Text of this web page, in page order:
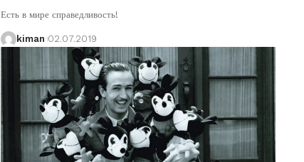
Есть в мире справедливость!
kiman 02.07.2019